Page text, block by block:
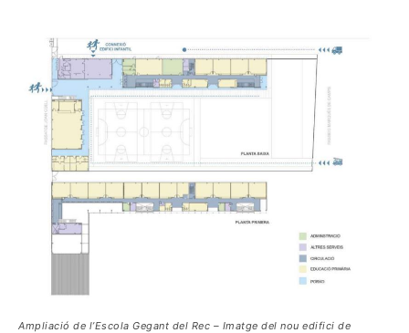
Ampliació de l’Escola Gegant del Rec – Imatge del nou edifici de